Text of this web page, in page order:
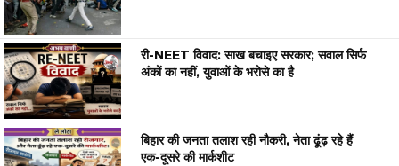
री-NEET विवाद: साख बचाइए सरकार; सवाल सिर्फ
अंकों का नहीं, युवाओं के भरोसे का है
बिहार की जनता तलाश रही नौकरी, नेता ढूंढ़ रहे हैं
एक-दूसरे की मार्कशीट